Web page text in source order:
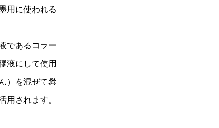
用に使われる
であるコラー
液にして使用
）を混ぜて礬
用されます。